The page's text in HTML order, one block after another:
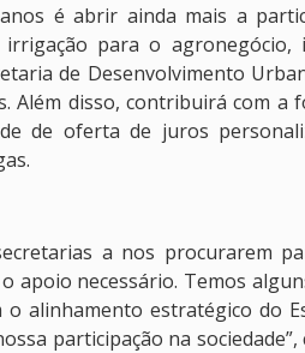
é abrir ainda mais a
para o agronegócio,
de Desenvolvimento
Além disso, contribuirá com a
de oferta de juros
a nos procurarem
apoio necessário. Temos
alinhamento estratégico do
participação na